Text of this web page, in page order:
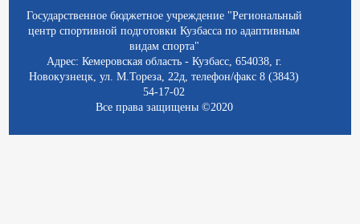
Государственное бюджетное учреждение "Региональный
центр спортивной подготовки Кузбасса по адаптивным
видам спорта"
Адрес: Кемеровская область - Кузбасс, 654038, г.
Новокузнецк, ул. М.Тореза, 22д, телефон/факс 8 (3843)
54-17-02
Все права защищены ©2020